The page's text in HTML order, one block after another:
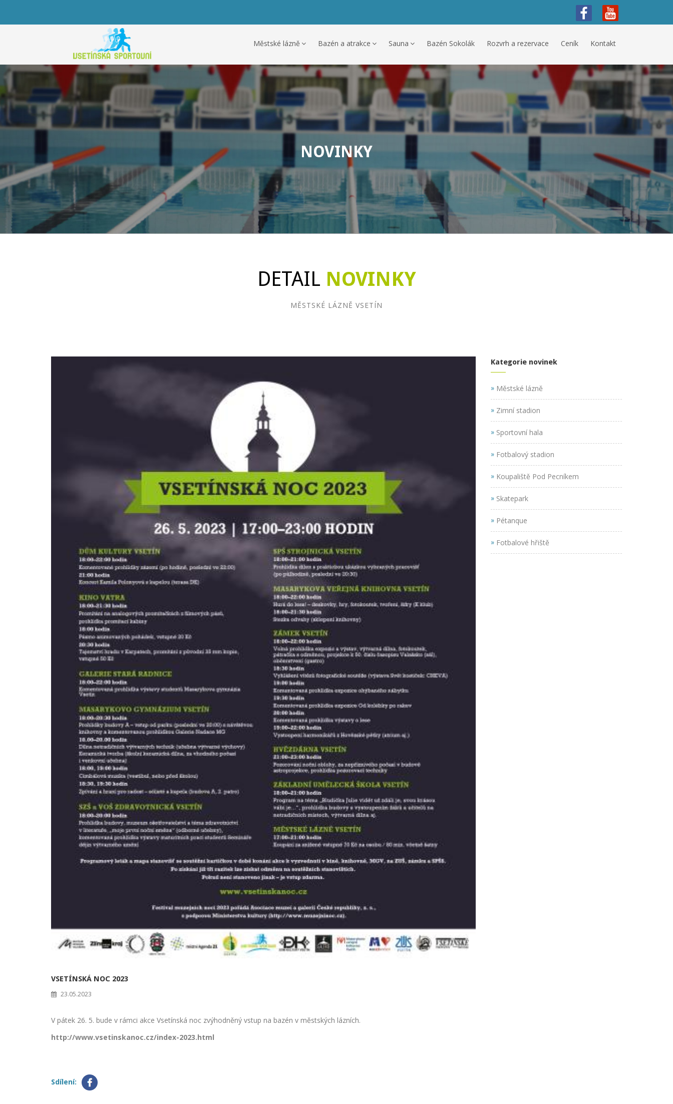
Městské lázně Bazén a atrakce Sauna Bazén Sokolák Rozvrh a rezervace Ceník Kontakt
NOVINKY
DETAIL NOVINKY
MĚSTSKÉ LÁZNĚ VSETÍN
VSETÍNSKÁ NOC 2023
23.05.2023
V pátek 26. 5. bude v rámci akce Vsetínská noc zvýhodněný vstup na bazén v městských lázních.
http://www.vsetinskanoc.cz/index-2023.html
Sdílení:
Kategorie novinek
»Městské lázně
»Zimní stadion
»Sportovní hala
»Fotbalový stadion
»Koupaliště Pod Pecníkem
»Skatepark
»Pétanque
»Fotbalové hřiště